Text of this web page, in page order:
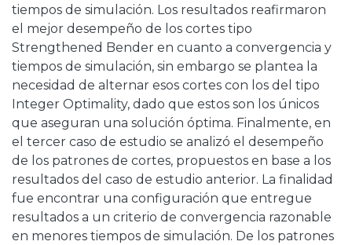
tiempos de simulación. Los resultados reafirmaron
el mejor desempeño de los cortes tipo
Strengthened Bender en cuanto a convergencia y
tiempos de simulación, sin embargo se plantea la
necesidad de alternar esos cortes con los del tipo
Integer Optimality, dado que estos son los únicos
que aseguran una solución óptima. Finalmente, en
el tercer caso de estudio se analizó el desempeño
de los patrones de cortes, propuestos en base a los
resultados del caso de estudio anterior. La finalidad
fue encontrar una configuración que entregue
resultados a un criterio de convergencia razonable
en menores tiempos de simulación. De los patrones